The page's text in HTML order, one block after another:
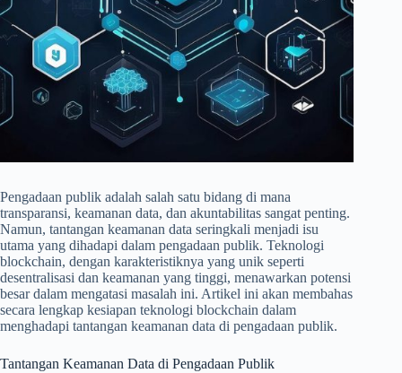
Pengadaan publik adalah salah satu bidang di mana
transparansi, keamanan data, dan akuntabilitas sangat penting.
Namun, tantangan keamanan data seringkali menjadi isu
utama yang dihadapi dalam pengadaan publik. Teknologi
blockchain, dengan karakteristiknya yang unik seperti
desentralisasi dan keamanan yang tinggi, menawarkan potensi
besar dalam mengatasi masalah ini. Artikel ini akan membahas
secara lengkap kesiapan teknologi blockchain dalam
menghadapi tantangan keamanan data di pengadaan publik.
Tantangan Keamanan Data di Pengadaan Publik